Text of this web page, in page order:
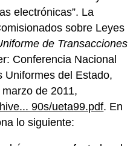
electrónicas”. La
sobre Leyes
de Transacciones
Conferencia Nacional
Uniformes del Estado,
de 2011,
90s/ueta99.pdf. En
lo siguiente: